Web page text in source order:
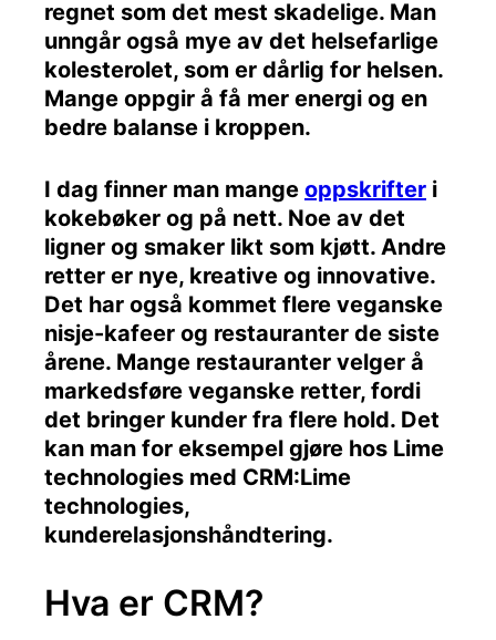
regnet som det mest skadelige. Man
unngår også mye av det helsefarlige
kolesterolet, som er dårlig for helsen.
Mange oppgir å få mer energi og en
bedre balanse i kroppen.
I dag finner man mange oppskrifter i
kokebøker og på nett. Noe av det
ligner og smaker likt som kjøtt. Andre
retter er nye, kreative og innovative.
Det har også kommet flere veganske
nisje-kafeer og restauranter de siste
årene. Mange restauranter velger å
markedsføre veganske retter, fordi
det bringer kunder fra flere hold. Det
kan man for eksempel gjøre hos Lime
technologies med CRM:Lime
technologies,
kunderelasjonshåndtering.
Hva er CRM?